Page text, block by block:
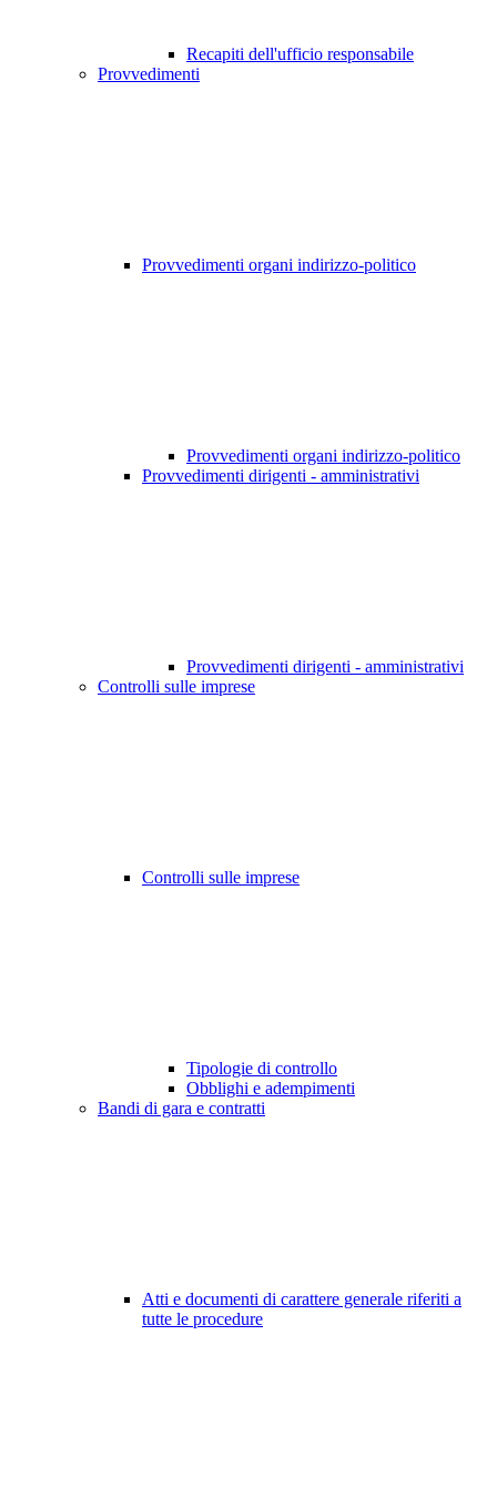
Recapiti dell'ufficio responsabile
Provvedimenti
Provvedimenti organi indirizzo-politico
Provvedimenti organi indirizzo-politico
Provvedimenti dirigenti - amministrativi
Provvedimenti dirigenti - amministrativi
Controlli sulle imprese
Controlli sulle imprese
Tipologie di controllo
Obblighi e adempimenti
Bandi di gara e contratti
Atti e documenti di carattere generale riferiti a
tutte le procedure